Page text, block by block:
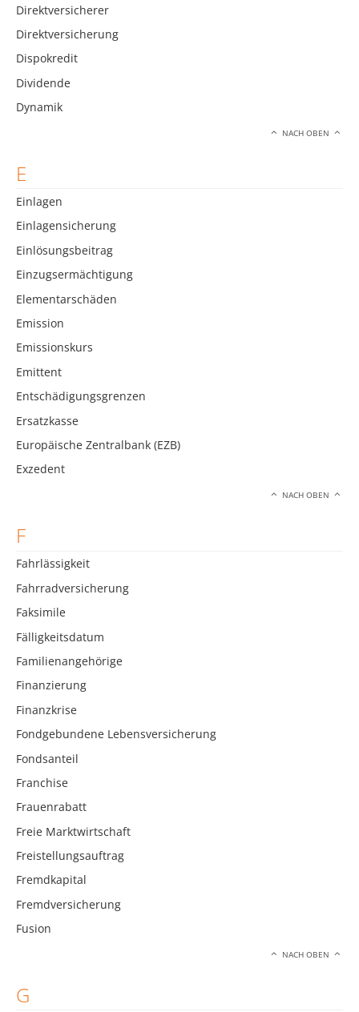
Direktversicherer
Direktversicherung
Dispokredit
Dividende
Dynamik
NACH OBEN
E
Einlagen
Einlagensicherung
Einlösungsbeitrag
Einzugsermächtigung
Elementarschäden
Emission
Emissionskurs
Emittent
Entschädigungsgrenzen
Ersatzkasse
Europäische Zentralbank (EZB)
Exzedent
NACH OBEN
F
Fahrlässigkeit
Fahrradversicherung
Faksimile
Fälligkeitsdatum
Familienangehörige
Finanzierung
Finanzkrise
Fondgebundene Lebensversicherung
Fondsanteil
Franchise
Frauenrabatt
Freie Marktwirtschaft
Freistellungsauftrag
Fremdkapital
Fremdversicherung
Fusion
NACH OBEN
G